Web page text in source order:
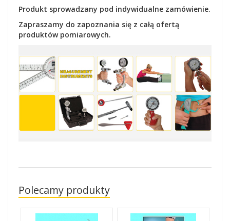
Produkt sprowadzany pod indywidualne zamówienie.
Zapraszamy do zapoznania się z całą ofertą
produktów pomiarowych.
Polecamy produkty